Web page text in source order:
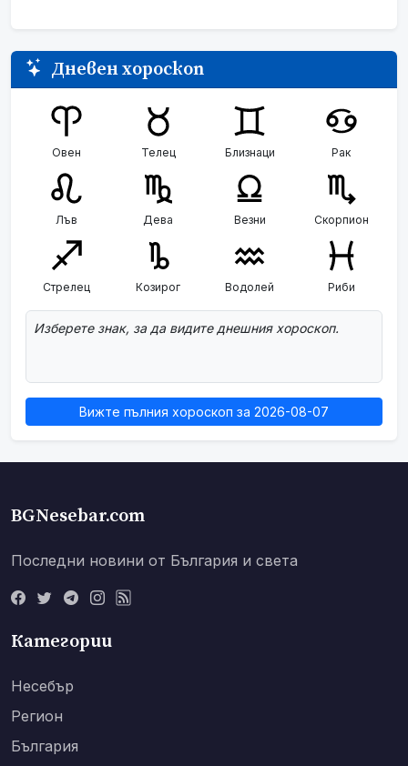
Дневен хороскоп
Овен Телец Близнаци Рак
Лъв Дева Везни Скорпион
Стрелец Козирог Водолей Риби
Изберете знак, за да видите днешния хороскоп.
Вижте пълния хороскоп за 2026-08-07
BGNesebar.com
Последни новини от България и света
Категории
Несебър
Регион
България